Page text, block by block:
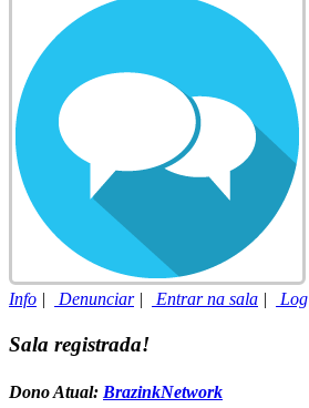
Info | Denunciar| Entrar na sala | Log
Sala registrada!
Dono Atual: BrazinkNetwork